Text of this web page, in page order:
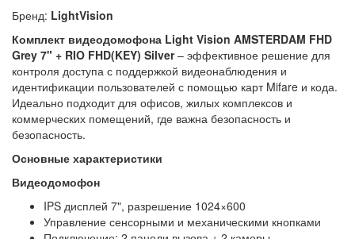
Бренд: LightVision
Комплект видеодомофона Light Vision AMSTERDAM FHD
Grey 7" + RIO FHD(KEY) Silver– эффективное решение для
контроля доступа с поддержкой видеонаблюдения и
идентификации пользователей с помощью карт Mifare и кода.
Идеально подходит для офисов, жилых комплексов и
коммерческих помещений, где важна безопасность и
безопасность.
Основные характеристики
Видеодомофон
IPS дисплей 7", разрешение 1024×600
Управление сенсорными и механическими кнопками